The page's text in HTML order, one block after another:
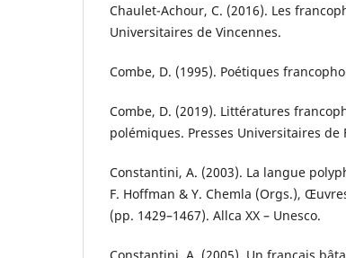
Chaulet-Achour, C. (2016). Les
Universitaires de Vincennes.
Combe, D. (1995). Poétiques
Combe, D. (2019). Littératures
polémiques. Presses Universitaires de
Constantini, A. (2003). La langue
F. Hoffman & Y. Chemla (Orgs.),
(pp. 1429–1467). Allca XX – Unesco.